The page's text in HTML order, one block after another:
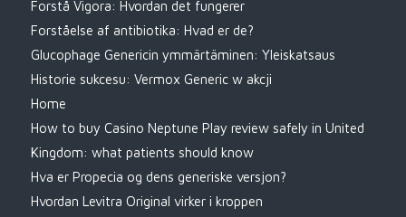
Forstå Vigora: Hvordan det fungerer
Forståelse af antibiotika: Hvad er de?
Glucophage Genericin ymmärtäminen: Yleiskatsaus
Historie sukcesu: Vermox Generic w akcji
Home
How to buy Casino Neptune Play review safely in United
Kingdom: what patients should know
Hva er Propecia og dens generiske versjon?
Hvordan Levitra Original virker i kroppen